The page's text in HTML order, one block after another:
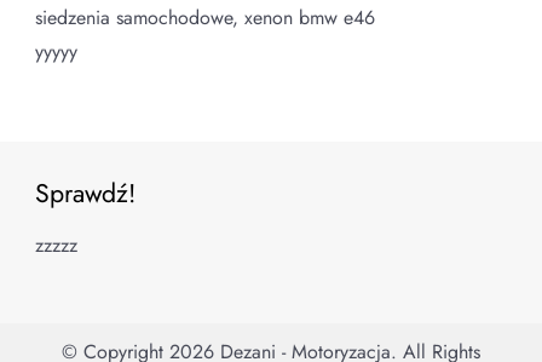
siedzenia samochodowe, xenon bmw e46
yyyyy
Sprawdź!
zzzzz
© Copyright 2026 Dezani - Motoryzacja. All Rights